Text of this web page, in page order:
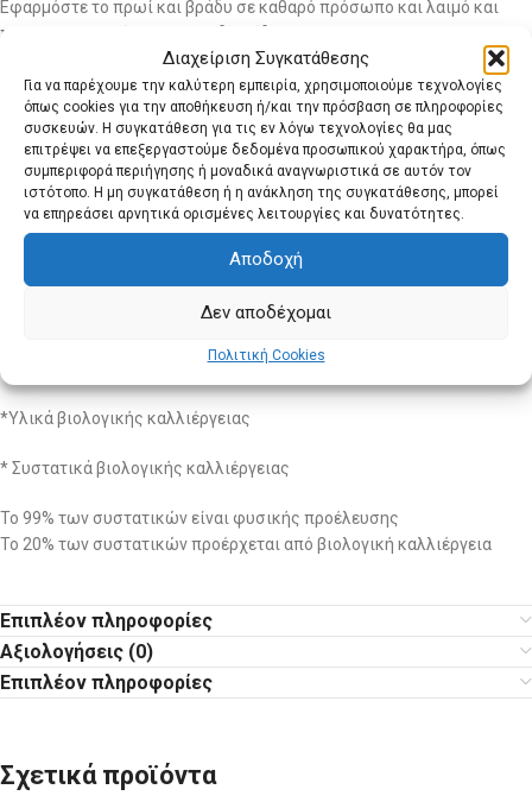
Διαχείριση Συγκατάθεσης
Για να παρέχουμε την καλύτερη εμπειρία, χρησιμοποιούμε τεχνολογίες
όπως cookies για την αποθήκευση ή/και την πρόσβαση σε πληροφορίες
συσκευών. Η συγκατάθεση για τις εν λόγω τεχνολογίες θα μας
επιτρέψει να επεξεργαστούμε δεδομένα προσωπικού χαρακτήρα, όπως
συμπεριφορά περιήγησης ή μοναδικά αναγνωριστικά σε αυτόν τον
ιστότοπο. Η μη συγκατάθεση ή η ανάκληση της συγκατάθεσης, μπορεί
να επηρεάσει αρνητικά ορισμένες λειτουργίες και δυνατότητες.
Αποδοχή
Δεν αποδέχομαι
Πολιτική Cookies
Εφαρμόστε το πρωί και βράδυ σε καθαρό πρόσωπο και λαιμό και
πριν την περιποίηση της επιδερμίδας σας
Σύνθεση
Aqua (Water), Anthemis Nobilis Flower Water*, Dicaprylyl Carbonate,
Argania Spinosa Kernel Oil*, Caprylic/Capric Triglyceride, Glycerin,
Cetearyl Olivate, Lauroyl Lysine, Sorbitan Olivate, Sodium Levulinate,
Mica, Benzyl Alcohol, Parfum (Fragrance), CI 77891 (Titanium Dioxide),
Sodium Benzoate, Xanthan Gum, Silica, Alcohol**, Sclerotium Gum,
Linalool, CI 77491 (Iron Oxides), Limonene, Sodium Hydroxide, Benzyl
Salicylate, Lactic Acid, Sodium Hyaluronate, Prunus Persica (Peach)
Leaf Extract*, Anise Alcohol, Tocopherol, Amyl Cinnamal, Geraniol,
*Υλικά βιολογικής καλλιέργειας
* Συστατικά βιολογικής καλλιέργειας
Το 99% των συστατικών είναι φυσικής προέλευσης
Το 20% των συστατικών προέρχεται από βιολογική καλλιέργεια
Επιπλέον πληροφορίες
Αξιολογήσεις (0)
Επιπλέον πληροφορίες
Σχετικά προϊόντα